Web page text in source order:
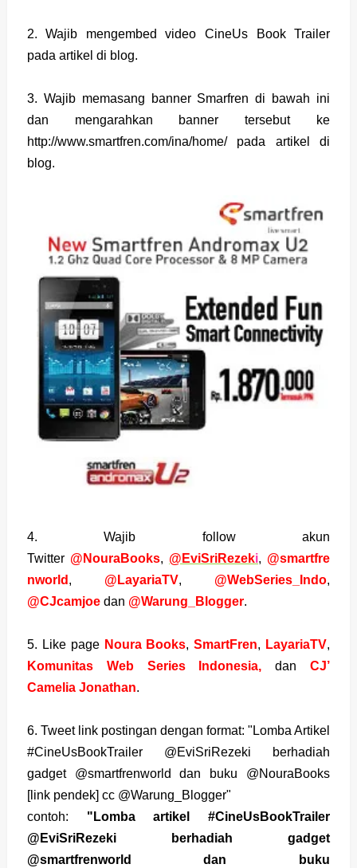
2. Wajib mengembed video CineUs Book Trailer
pada artikel di blog.
3. Wajib memasang banner Smarfren di bawah ini
dan mengarahkan banner tersebut ke
http://www.smartfren.com/ina/home/ pada artikel di
blog.
4. Wajib follow akun
Twitter @NouraBooks, @EviSriRezeki, @smartfre
nworld , @LayariaTV, @WebSeries_Indo,
@CJcamjoedan @Warung_Blogger.
5. Like page NouraBooks,SmartFren, LayariaTV,
Komunitas Web Series Indonesia,danCJ’
Camelia Jonathan.
6. Tweet link postingan dengan format: "Lomba Artikel
#CineUsBookTrailer @EviSriRezeki berhadiah
gadget @smartfrenworld dan buku @NouraBooks
[link pendek] cc @Warung_Blogger"
contoh: "Lomba artikel #CineUsBookTrailer
@EviSriRezeki berhadiah gadget
@smartfrenworld dan buku